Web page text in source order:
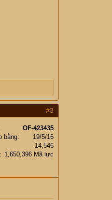
#3
OF-423435
bằng
19/5/16
14,546
1,650,396 Mã lực